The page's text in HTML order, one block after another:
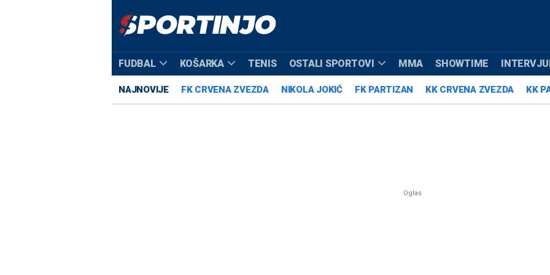
FUDBAL KOŠARKA TENIS OSTALI SPORTOVI MMA SHOWTIME
NAJNOVIJE FK CRVENA ZVEZDA NIKOLA JOKIĆ FK PARTIZAN KK CRVENA ZVEZDA KK